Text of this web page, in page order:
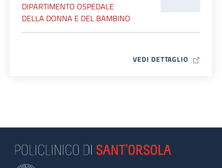
DIPARTIMENTO OSPEDALE
DELLA DONNA E DEL BAMBINO
VEDI DETTAGLIO MAP ICON